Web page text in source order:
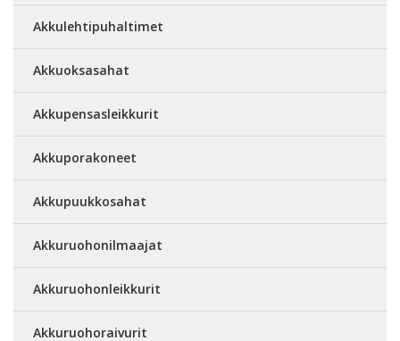
Akkulehtipuhaltimet
Akkuoksasahat
Akkupensasleikkurit
Akkuporakoneet
Akkupuukkosahat
Akkuruohonilmaajat
Akkuruohonleikkurit
Akkuruohoraivurit